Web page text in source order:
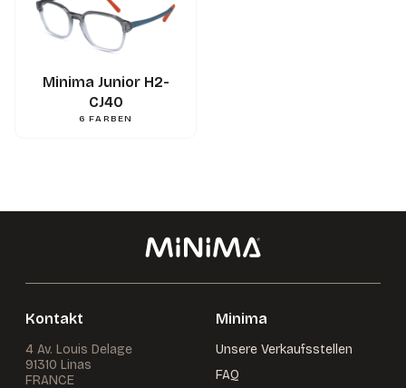
Gewicht 0.000000 g
Gencod 3662745121470
Minima Junior H2-
CJ40
6 FARBEN
Kontakt
4 Av. Louis Delage
91310 Linas
FRANCE
Minima
Unsere Verkaufsstellen
FAQ